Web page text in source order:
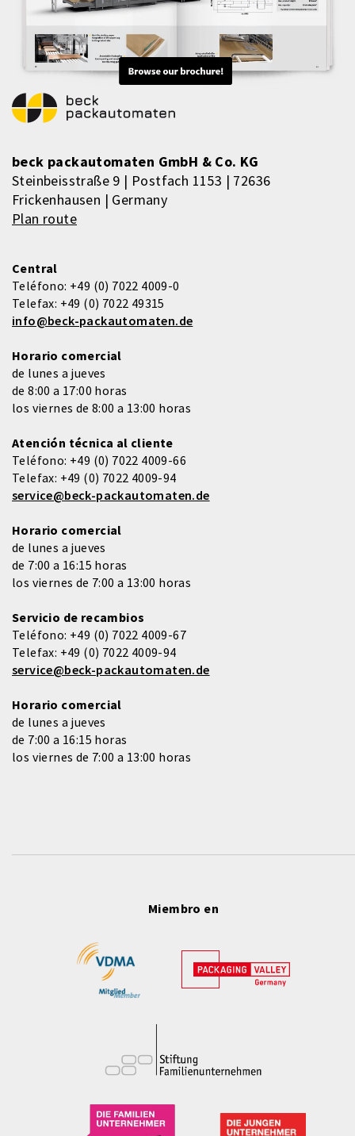
beck packautomaten GmbH & Co. KG
Steinbeisstraße 9 | Postfach 1153 | 72636
Frickenhausen | Germany
Plan route
Central
Teléfono: +49 (0) 7022 4009-0
Telefax: +49 (0) 7022 49315
info@beck-packautomaten.de
Horario comercial
de lunes a jueves
de 8:00 a 17:00 horas
los viernes de 8:00 a 13:00 horas
Atención técnica al cliente
Teléfono: +49 (0) 7022 4009-66
Telefax: +49 (0) 7022 4009-94
service@beck-packautomaten.de
Horario comercial
de lunes a jueves
de 7:00 a 16:15 horas
los viernes de 7:00 a 13:00 horas
Servicio de recambios
Teléfono: +49 (0) 7022 4009-67
Telefax: +49 (0) 7022 4009-94
service@beck-packautomaten.de
Horario comercial
de lunes a jueves
de 7:00 a 16:15 horas
los viernes de 7:00 a 13:00 horas
Miembro en